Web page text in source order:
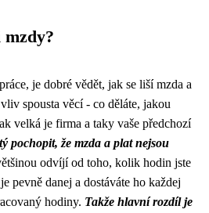
je dobré vědět, jak se liší mzda a
spousta věcí - co děláte, jakou
velká je firma a taky vaše předchozí
pochopit, že mzda a plat nejsou
odvíjí od toho, kolik hodin jste
pevně danej a dostáváte ho každej
hodiny. Takže hlavní rozdíl je